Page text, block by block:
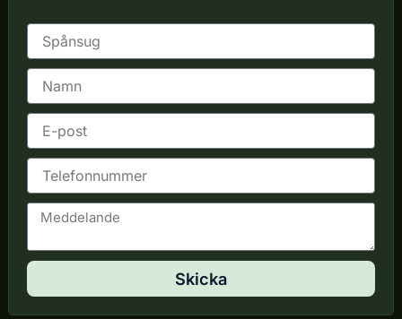
N
m
E
p
s
t
T
l
o
M
d
d
l
Skicka